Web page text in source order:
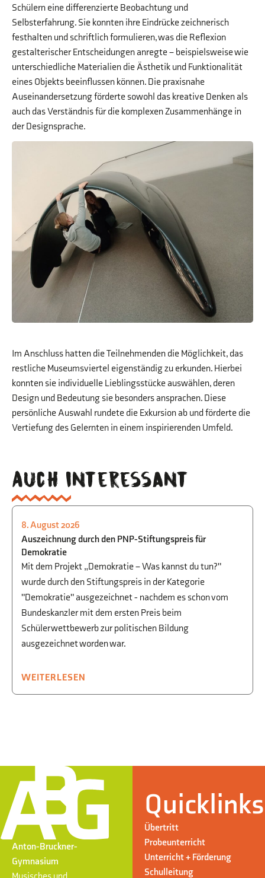
Schülern eine differenzierte Beobachtung und
Selbsterfahrung. Sie konnten ihre Eindrücke zeichnerisch
festhalten und schriftlich formulieren, was die Reflexion
gestalterischer Entscheidungen anregte – beispielsweise wie
unterschiedliche Materialien die Ästhetik und Funktionalität
eines Objekts beeinflussen können. Die praxisnahe
Auseinandersetzung förderte sowohl das kreative Denken als
auch das Verständnis für die komplexen Zusammenhänge in
der Designsprache.
Im Anschluss hatten die Teilnehmenden die Möglichkeit, das
restliche Museumsviertel eigenständig zu erkunden. Hierbei
konnten sie individuelle Lieblingsstücke auswählen, deren
Design und Bedeutung sie besonders ansprachen. Diese
persönliche Auswahl rundete die Exkursion ab und förderte die
Vertiefung des Gelernten in einem inspirierenden Umfeld.
Auch interessant
GESELLSCHAFTSWISSENSCHAFTEN
8. August 2026
Auszeichnung durch den PNP-Stiftungspreis für
Demokratie
Mit dem Projekt „Demokratie – Was kannst du tun?"
wurde durch den Stiftungspreis in der Kategorie
"Demokratie" ausgezeichnet - nachdem es schon vom
Bundeskanzler mit dem ersten Preis beim
Schülerwettbewerb zur politischen Bildung
ausgezeichnet worden war.
WEITERLESEN
Anton-Bruckner-
Gymnasium
Quicklinks
Übertritt
Probeunterricht
Unterricht + Förderung
Schulleitung